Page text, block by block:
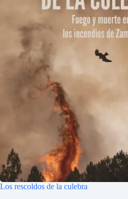
Los rescoldos de la culebra